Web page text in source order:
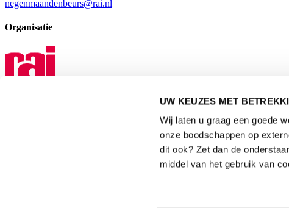
UW KEUZES MET
Wij laten u graag een goede
onze boodschappen op
dit ook? Zet dan de
middel van het gebruik van
negenmaandenbeurs@rai.nl
Organisatie